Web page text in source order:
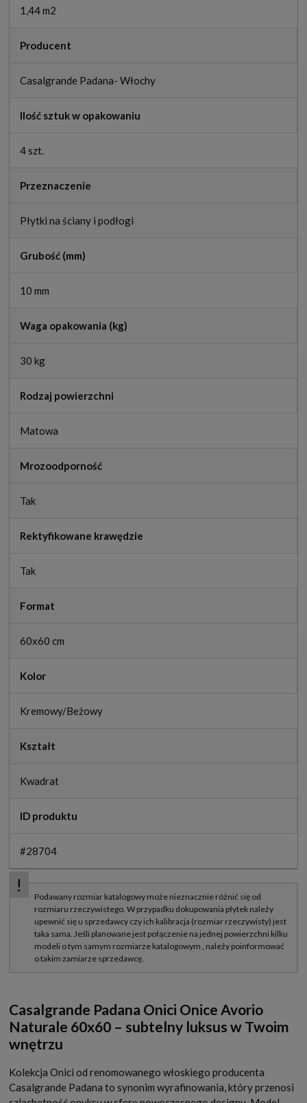
1,44 m2
Producent
Casalgrande Padana- Włochy
Ilość sztuk w opakowaniu
4 szt.
Przeznaczenie
Płytki na ściany i podłogi
Grubość (mm)
10 mm
Waga opakowania (kg)
30 kg
Rodzaj powierzchni
Matowa
Mrozoodporność
Tak
Rektyfikowane krawędzie
Tak
Format
60x60 cm
Kolor
Kremowy/Beżowy
Kształt
Kwadrat
ID produktu
#28704
Casalgrande Padana Onici Onice Avorio
Naturale 60x60 – subtelny luksus w Twoim
wnętrzu
Kolekcja Onici od renomowanego włoskiego producenta
Casalgrande Padana to synonim wyrafinowania, który przenosi